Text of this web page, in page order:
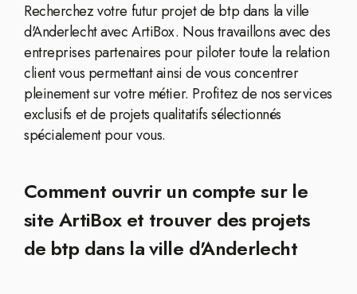
Recherchez votre futur projet de btp dans la ville
d'Anderlecht avec ArtiBox. Nous travaillons avec des
entreprises partenaires pour piloter toute la relation
client vous permettant ainsi de vous concentrer
pleinement sur votre métier. Profitez de nos services
exclusifs et de projets qualitatifs sélectionnés
spécialement pour vous.
Comment ouvrir un compte sur le
site ArtiBox et trouver des projets
de btp dans la ville d'Anderlecht